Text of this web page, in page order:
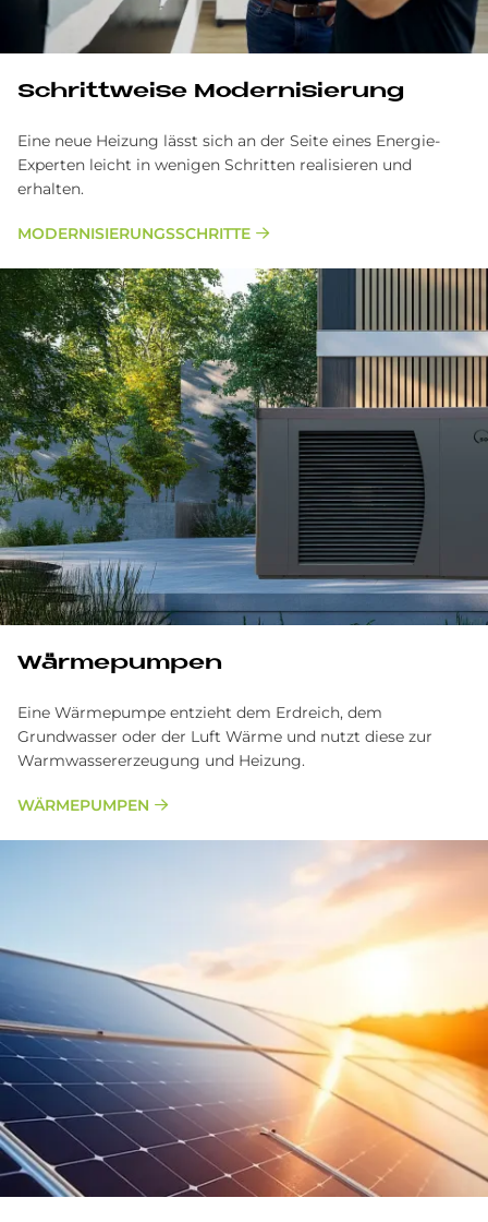
Schrittweise Modernisierung
Eine neue Heizung lässt sich an der Seite eines Energie-
Experten leicht in wenigen Schritten realisieren und
erhalten.
MODERNISIERUNGSSCHRITTE
Wärmepumpen
Eine Wärmepumpe entzieht dem Erdreich, dem
Grundwasser oder der Luft Wärme und nutzt diese zur
Warmwassererzeugung und Heizung.
WÄRMEPUMPEN